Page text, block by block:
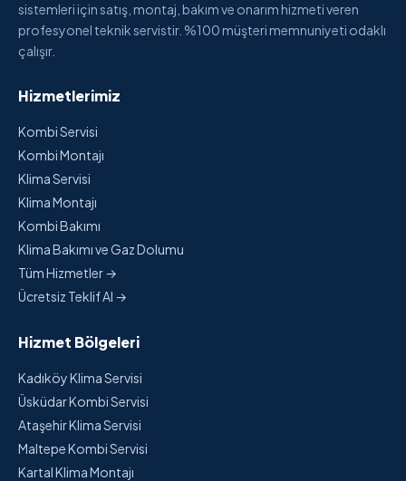
sistemleri için satış, montaj, bakım ve onarım hizmeti veren
profesyonel teknik servistir. %100 müşteri memnuniyeti odaklı
çalışır.
Hizmetlerimiz
Kombi Servisi
Kombi Montajı
Klima Servisi
Klima Montajı
Kombi Bakımı
Klima Bakımı ve Gaz Dolumu
Tüm Hizmetler →
Ücretsiz Teklif Al →
Hizmet Bölgeleri
Kadıköy Klima Servisi
Üsküdar Kombi Servisi
Ataşehir Klima Servisi
Maltepe Kombi Servisi
Kartal Klima Montajı